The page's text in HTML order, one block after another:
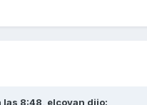
8:48, elcoyan dijo: